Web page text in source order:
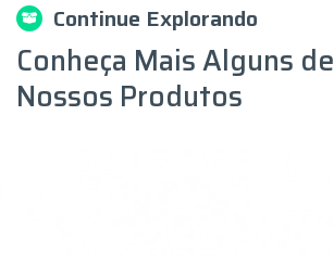
Continue Explorando
Conheça Mais Alguns de
Nossos Produtos